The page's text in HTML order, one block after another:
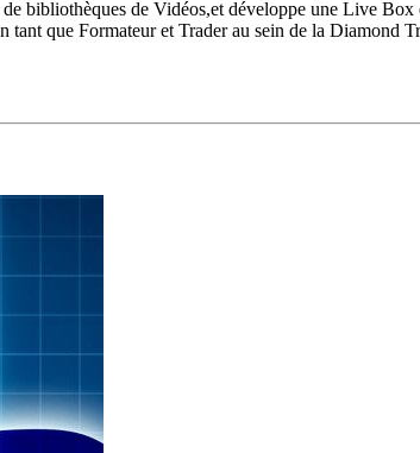
bibliothèques de Vidéos,et développe une Live
que Formateur et Trader au sein de la Diamond